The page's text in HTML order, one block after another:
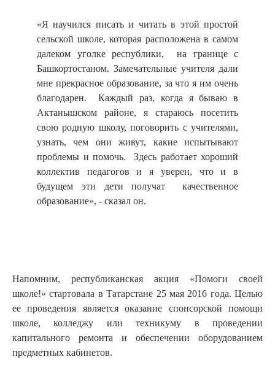
«Я научился писать и читать в этой простой
сельской школе, которая расположена в самом
далеком уголке республики, на границе с
Башкортостаном. Замечательные учителя дали
мне прекрасное образование, за что я им очень
благодарен. Каждый раз, когда я бываю в
Актанышском районе, я стараюсь посетить
свою родную школу, поговорить с учителями,
узнать, чем они живут, какие испытывают
проблемы и помочь. Здесь работает хороший
коллектив педагогов и я уверен, что и в
будущем эти дети получат качественное
образование», - сказал он.
Напомним, республиканская акция «Помоги своей
школе!» стартовала в Татарстане 25 мая 2016 года. Целью
ее проведения является оказание спонсорской помощи
школе, колледжу или техникуму в проведении
капитального ремонта и обеспечении оборудованием
предметных кабинетов.